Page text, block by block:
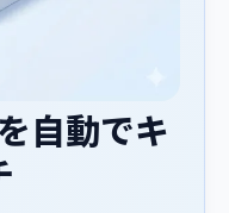
自動でキ